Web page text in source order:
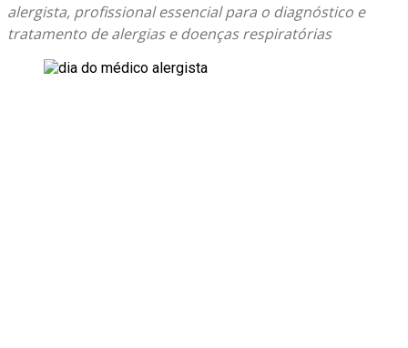
alergista, profissional essencial para o diagnóstico e
tratamento de alergias e doenças respiratórias